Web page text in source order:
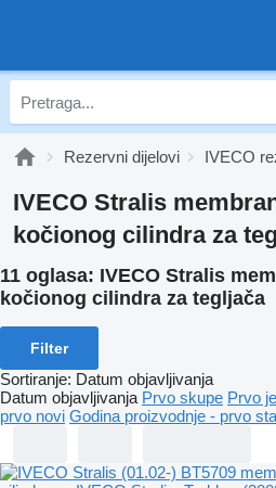
Rezervni dijelovi IVECO
IVECO Stralis
kočionog cilindra za
11 oglasa: IVECO Stralis
kočionog cilindra za tegljača
Filter
Sortiranje: Datum objavljivanja
Datum objavljivanja Prvo skupe Prvo
prvo novi Godina proizvodnje - prvo